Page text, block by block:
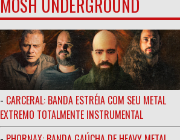
MOSH UNDERGROUND
- CARCERAL: BANDA ESTRÉIA COM SEU METAL
EXTREMO TOTALMENTE INSTRUMENTAL